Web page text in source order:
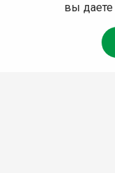
вы даете